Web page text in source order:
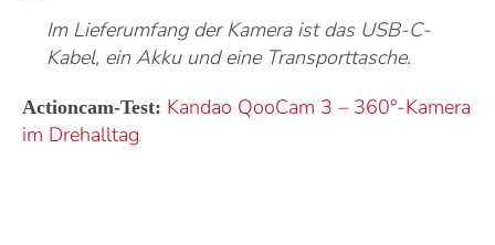
Im Lieferumfang der Kamera ist das USB-C-
Kabel, ein Akku und eine Transporttasche.
Actioncam-Test: Kandao QooCam 3 – 360°-Kamera
im Drehalltag